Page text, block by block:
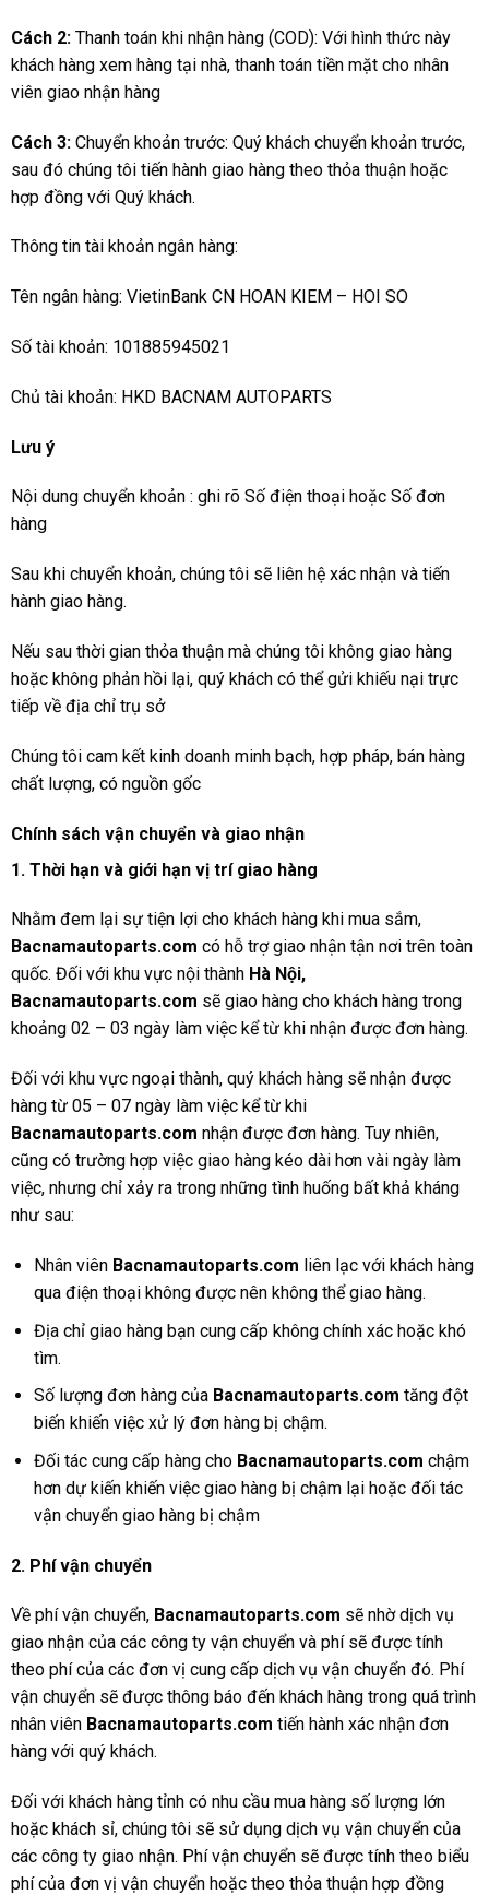
Cách 2:Thanh toán khi nhận hàng (COD): Với hình thức này
khách hàng xem hàng tại nhà, thanh toán tiền mặt cho nhân
viên giao nhận hàng
Cách 3:Chuyển khoản trước: Quý khách chuyển khoản trước,
sau đó chúng tôi tiến hành giao hàng theo thỏa thuận hoặc
hợp đồng với Quý khách.
Thông tin tài khoản ngân hàng:
Tên ngân hàng: VietinBank CN HOAN KIEM – HOI SO
Số tài khoản: 101885945021
Chủ tài khoản: HKD BACNAM AUTOPARTS
Lưu ý
Nội dung chuyển khoản : ghi rõ Số điện thoại hoặc Số đơn
hàng
Sau khi chuyển khoản, chúng tôi sẽ liên hệ xác nhận và tiến
hành giao hàng.
Nếu sau thời gian thỏa thuận mà chúng tôi không giao hàng
hoặc không phản hồi lại, quý khách có thể gửi khiếu nại trực
tiếp về địa chỉ trụ sở
Chúng tôi cam kết kinh doanh minh bạch, hợp pháp, bán hàng
chất lượng, có nguồn gốc
Chính sách vận chuyển và giao nhận
1. Thời hạn và giới hạn vị trí giao hàng
Nhằm đem lại sự tiện lợi cho khách hàng khi mua sắm,
Bacnamautoparts.com có hỗ trợ giao nhận tận nơi trên toàn
quốc. Đối với khu vực nội thành Hà Nội,
Bacnamautoparts.com sẽ giao hàng cho khách hàng trong
khoảng 02 – 03 ngày làm việc kể từ khi nhận được đơn hàng.
Đối với khu vực ngoại thành, quý khách hàng sẽ nhận được
hàng từ 05 – 07 ngày làm việc kể từ khi
Bacnamautoparts.com nhận được đơn hàng. Tuy nhiên,
cũng có trường hợp việc giao hàng kéo dài hơn vài ngày làm
việc, nhưng chỉ xảy ra trong những tình huống bất khả kháng
như sau:
Nhân viên Bacnamautoparts.com liên lạc với khách hàng
qua điện thoại không được nên không thể giao hàng.
Địa chỉ giao hàng bạn cung cấp không chính xác hoặc khó
tìm.
Số lượng đơn hàng của Bacnamautoparts.com tăng đột
biến khiến việc xử lý đơn hàng bị chậm.
Đối tác cung cấp hàng cho Bacnamautoparts.com chậm
hơn dự kiến khiến việc giao hàng bị chậm lại hoặc đối tác
vận chuyển giao hàng bị chậm
2. Phí vận chuyển
Về phí vận chuyển, Bacnamautoparts.com sẽ nhờ dịch vụ
giao nhận của các công ty vận chuyển và phí sẽ được tính
theo phí của các đơn vị cung cấp dịch vụ vận chuyển đó. Phí
vận chuyển sẽ được thông báo đến khách hàng trong quá trình
nhân viên Bacnamautoparts.com tiến hành xác nhận đơn
hàng với quý khách.
Đối với khách hàng tỉnh có nhu cầu mua hàng số lượng lớn
hoặc khách sỉ, chúng tôi sẽ sử dụng dịch vụ vận chuyển của
các công ty giao nhận. Phí vận chuyển sẽ được tính theo biểu
phí của đơn vị vận chuyển hoặc theo thỏa thuận hợp đồng